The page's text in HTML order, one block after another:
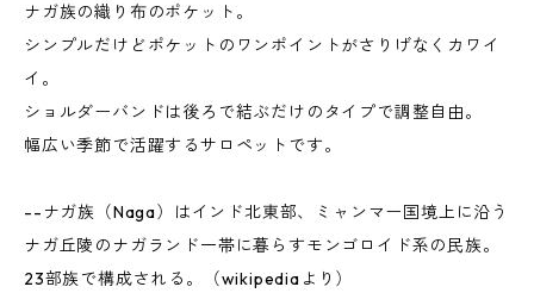
ナガ族の織り布のポケット。
シンプルだけどポケットのワンポイントがさりげなくカワイ
イ。
ショルダーバンドは後ろで結ぶだけのタイプで調整自由。
幅広い季節で活躍するサロペットです。
--ナガ族（Naga）はインド北東部、ミャンマー国境上に沿う
ナガ丘陵のナガランド一帯に暮らすモンゴロイド系の民族。
23部族で構成される。（wikipediaより）